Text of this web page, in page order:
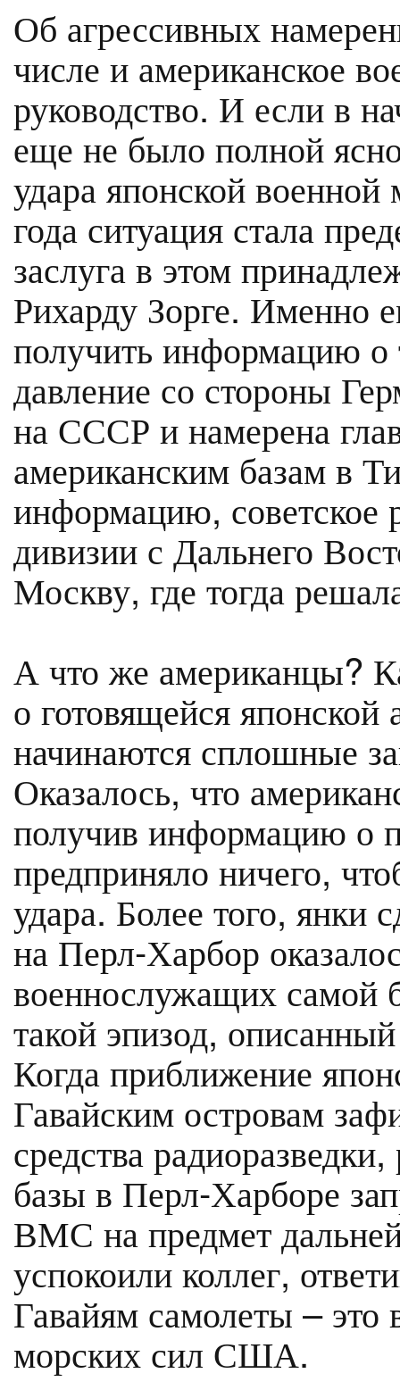
Об агрессивных
числе и американское
руководство. И если в
еще не было полной
удара японской
года ситуация стала
заслуга в этом
Рихарду Зорге. Именно
получить информацию о
давление со стороны
на СССР и намерена
американским базам в
информацию, советское
дивизии с Дальнего
Москву, где тогда
А что же американцы?
о готовящейся японской
начинаются сплошные
Оказалось, что
получив информацию о
предприняло ничего,
удара. Более того, янки
на Перл-Харбор
военнослужащих самой
такой эпизод,
Когда приближение
Гавайским островам
средства
базы в Перл-Харборе
ВМС на предмет
успокоили коллег,
Гавайям самолеты –
морских сил США.